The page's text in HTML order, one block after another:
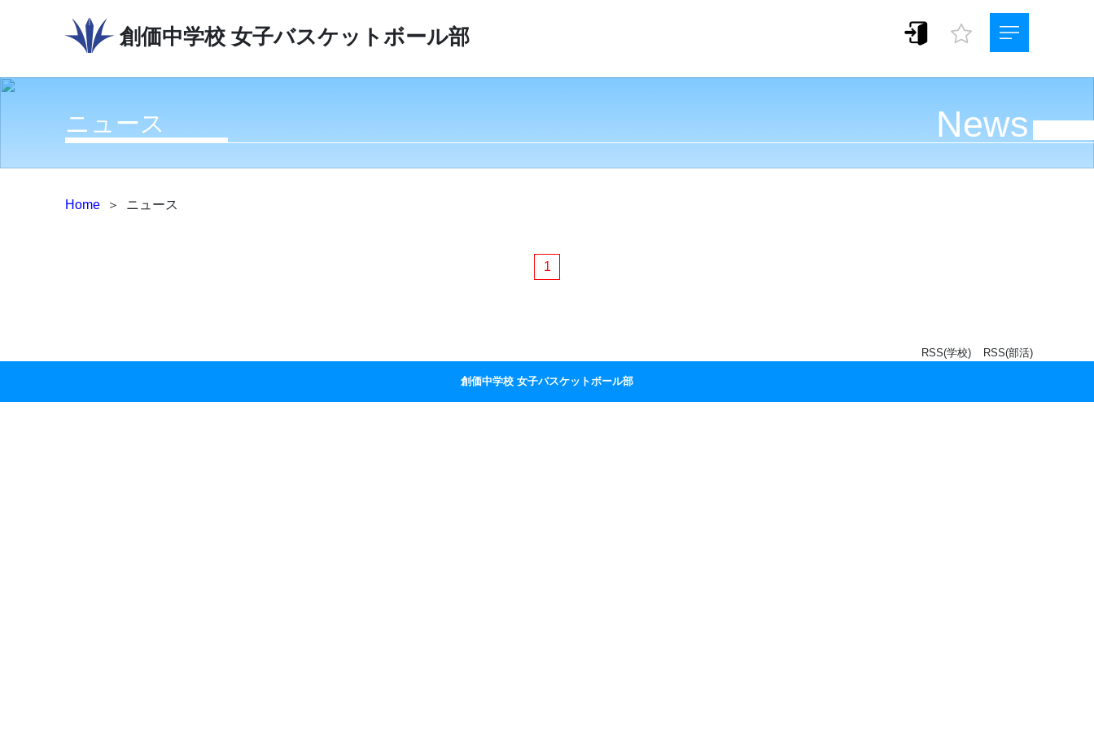
創価中学校 女子バスケットボール部
ニュース News
Home ＞ ニュース
1
RSS(部活)
RSS(学校)
創価中学校 女子バスケットボール部